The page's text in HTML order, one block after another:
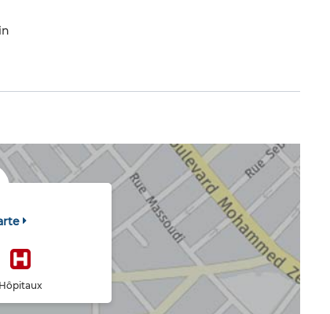
Hôpitaux